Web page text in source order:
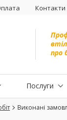
Контакти
про
Послуги
Виконані